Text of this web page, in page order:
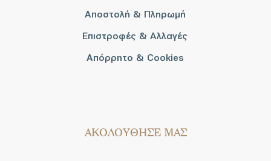
Αποστολή & Πληρωμή
Επιστροφές & Αλλαγές
Απόρρητο & Cookies
AΚΟΛΟΥΘΗΣΕ ΜΑΣ